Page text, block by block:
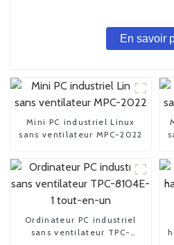
En savoir
Mini PC industriel Linux
sans ventilateur MPC-2022
Ordinateur PC industriel
sans ventilateur TPC-